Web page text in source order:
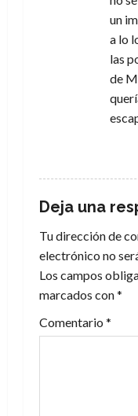
un
a lo
las
de
Deja una
Tu dirección de
electrónico no
Los campos
marcados con*
Comentario *